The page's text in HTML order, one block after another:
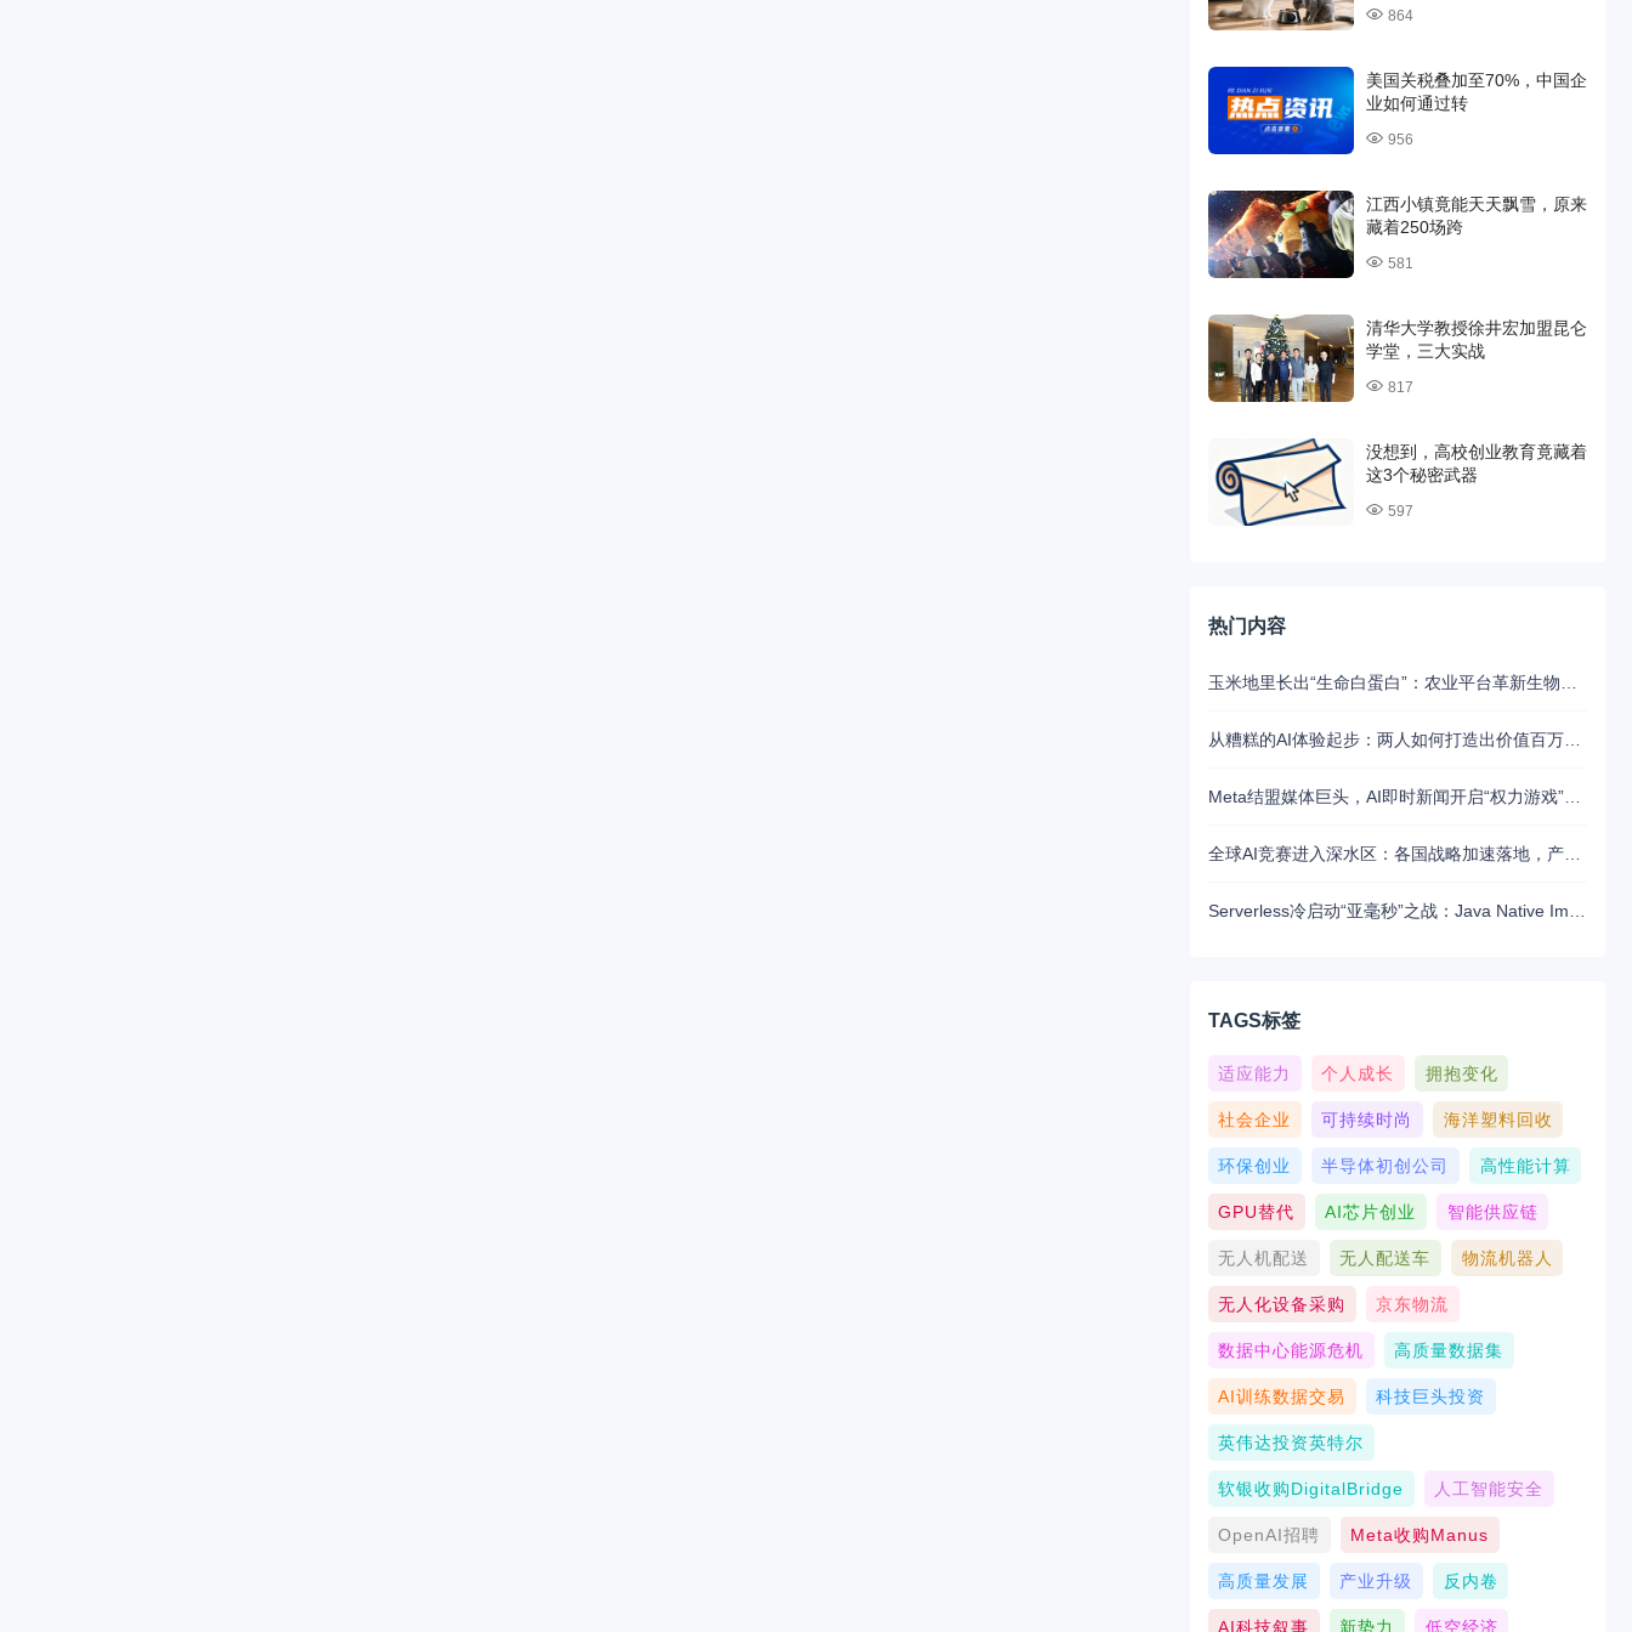
864
美国关税叠加至70%，中国企
业如何通过转
956
江西小镇竟能天天飘雪，原来
藏着250场跨
581
清华大学教授徐井宏加盟昆仑
学堂，三大实战
817
没想到，高校创业教育竟藏着
这3个秘密武器
597
热门内容
从糟糕的AI体验起步：两人如何打造出价值百万美元的UX写作助手
Meta结盟媒体巨头，AI即时新闻开启“权力游戏”新江湖
全球AI竞赛进入深水区：各国战略加速落地，产业融合与算力争夺白热化
TAGS标签
适应能力 个人成长 拥抱变化
社会企业 可持续时尚 海洋塑料回收
环保创业 半导体初创公司 高性能计算
GPU替代 AI芯片创业 智能供应链
无人机配送 无人配送车 物流机器人
无人化设备采购 京东物流
数据中心能源危机 高质量数据集
AI训练数据交易 科技巨头投资
英伟达投资英特尔
软银收购DigitalBridge 人工智能安全
OpenAI招聘 Meta收购Manus
高质量发展 产业升级 反内卷
AI科技叙事 新势力 低空经济